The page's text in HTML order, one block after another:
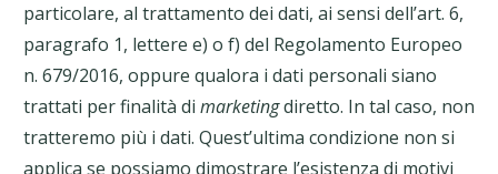
particolare, al trattamento dei dati, ai sensi dell’art. 6,
paragrafo 1, lettere e) o f) del Regolamento Europeo
n. 679/2016, oppure qualora i dati personali siano
trattati per finalità di marketingdiretto. In tal caso, non
tratteremo più i dati. Quest’ultima condizione non si
applica se possiamo dimostrare l’esistenza di motivi